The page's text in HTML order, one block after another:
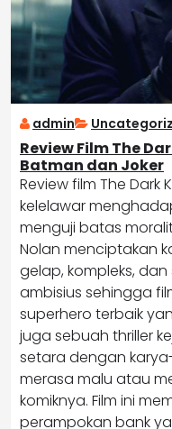
admin
Review Film The
Batman dan Joker
Review film The
kelelawar
menguji batas
Nolan menciptakan
gelap, kompleks,
ambisius sehingga
superhero terbaik
juga sebuah thriller
setara dengan
merasa malu atau
komiknya. Film ini
perampokan bank